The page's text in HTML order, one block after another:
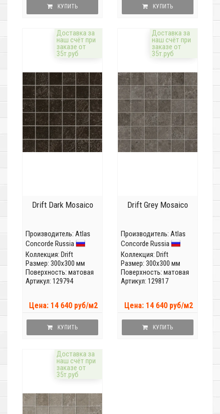
КУПИТЬ КУПИТЬ
Доставка за
наш счёт при
заказе от
35т.руб
Drift Dark Mosaico
Производитель: Atlas
Concorde Russia
Коллекция: Drift
Размер: 300x300 мм
Поверхность: матовая
Артикул: 129794
Цена: 14 640 руб/м2
КУПИТЬ
Доставка за
наш счёт при
заказе от
35т.руб
Drift Grey Mosaico
Производитель: Atlas
Concorde Russia
Коллекция: Drift
Размер: 300x300 мм
Поверхность: матовая
Артикул: 129817
Цена: 14 640 руб/м2
КУПИТЬ
Доставка за
наш счёт при
заказе от
35т.руб